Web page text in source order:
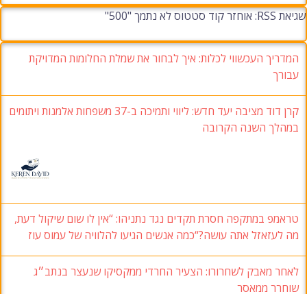
שגיאת RSS: אוחזר קוד סטטוס לא נתמך "500"
המדריך העכשווי לכלות: איך לבחור את שמלת החלומות המדויקת
עבורך
קרן דוד מציבה יעד חדש: ליווי ותמיכה ב-37 משפחות אלמנות ויתומים
במהלך השנה הקרובה
טראמפ במתקפה חסרת תקדים נגד נתניהו: “אין לו שום שיקול דעת,
מה לעזאזל אתה עושה?“כמה אנשים הגיעו להלוויה של עמוס עוז
לאחר מאבק לשחרורו: הצעיר החרדי ממקסיקו שנעצר בנתב״ג
שוחרר ממאסר